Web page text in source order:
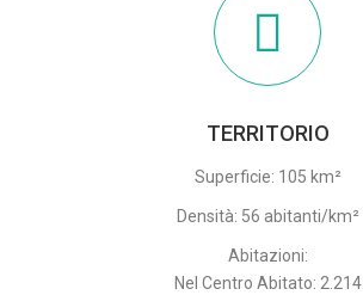
TERRITORIO
Superficie: 105 km²
Densità: 56 abitanti/km²
Abitazioni:
Nel Centro Abitato: 2.214